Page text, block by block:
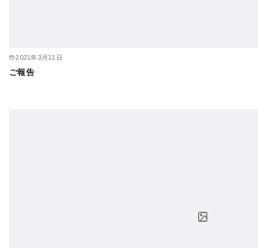
2021年3月11日
ご報告